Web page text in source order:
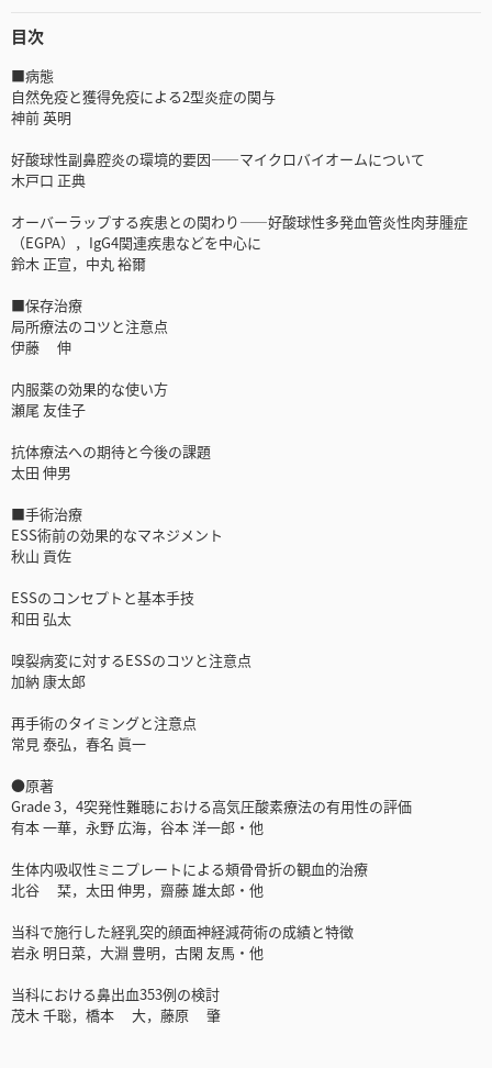
目次
■病態
自然免疫と獲得免疫による2型炎症の関与
神前 英明
好酸球性副鼻腔炎の環境的要因――マイクロバイオームについて
木戸口 正典
オーバーラップする疾患との関わり――好酸球性多発血管炎性肉芽腫症
（EGPA），IgG4関連疾患などを中心に
鈴木 正宣，中丸 裕爾
■保存治療
局所療法のコツと注意点
伊藤 伸
内服薬の効果的な使い方
瀬尾 友佳子
抗体療法への期待と今後の課題
太田 伸男
■手術治療
ESS術前の効果的なマネジメント
秋山 貢佐
ESSのコンセプトと基本手技
和田 弘太
嗅裂病変に対するESSのコツと注意点
加納 康太郎
再手術のタイミングと注意点
常見 泰弘，春名 眞一
●原著
Grade 3，4突発性難聴における高気圧酸素療法の有用性の評価
有本 一華，永野 広海，谷本 洋一郎・他
生体内吸収性ミニプレートによる頰骨骨折の観血的治療
北谷 栞，太田 伸男，齋藤 雄太郎・他
当科で施行した経乳突的顔面神経減荷術の成績と特徴
岩永 明日菜，大淵 豊明，古閑 友馬・他
当科における鼻出血353例の検討
茂木 千聡，橋本 大，藤原 肇